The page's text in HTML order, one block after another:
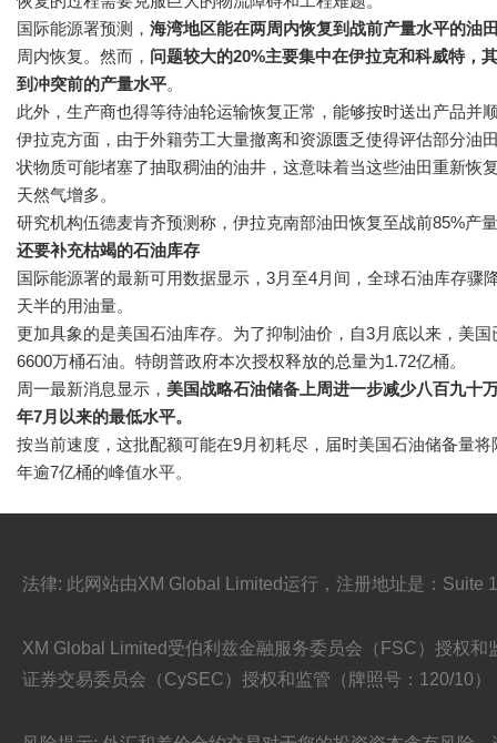
国际能源署预测， 海湾地区能在两周内恢复到战前产量水平的油
周内恢复。然而， 问题较大的20%主要集中在伊拉克和科威特，
到冲突前的产量水平。
此外，生产商也得等待油轮运输恢复正常，能够按时送出产品并
伊拉克方面，由于外籍劳工大量撤离和资源匮乏使得评估部分油
状物质可能堵塞了抽取稠油的油井，这意味着当这些油田重新恢
天然气增多。
研究机构伍德麦肯齐预测称，伊拉克南部油田恢复至战前85%产
还要补充枯竭的石油库存
国际能源署的最新可用数据显示，3月至4月间，全球石油库存骤
天半的用油量。
更加具象的是美国石油库存。为了抑制油价，自3月底以来，美
6600万桶石油。特朗普政府本次授权释放的总量为1.72亿桶。
周一最新消息显示， 美国战略石油储备上周进一步减少八百九十
年7月以来的最低水平。
按当前速度，这批配额可能在9月初耗尽，届时美国石油储备量
年逾7亿桶的峰值水平。
法律: 此网站由XM Global Limited运行，注册地址是：Suite
XM Global Limited受伯利兹金融服务委员会（FSC）授权
证券交易委员会（CySEC）授权和监管（牌照号：120/10